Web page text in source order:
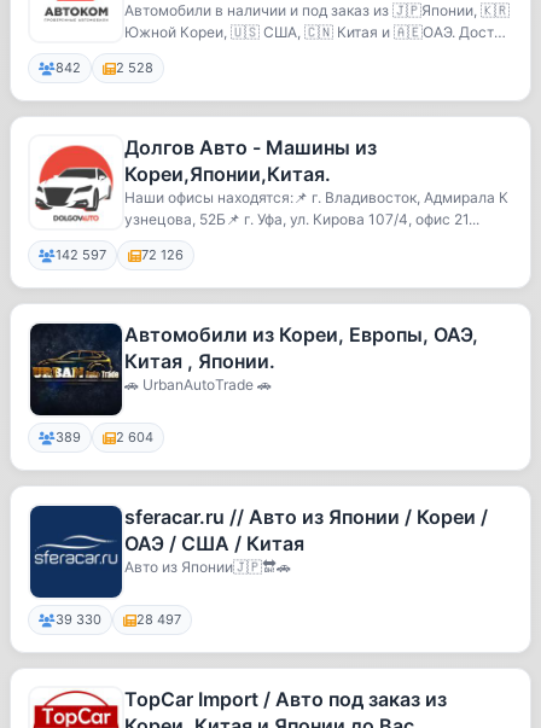
Автомобили в наличии и под заказ из 🇯🇵Японии, 🇰🇷
Южной Кореи, 🇺🇸 США, 🇨🇳 Китая и 🇦🇪ОАЭ. Достав
ка ...
842 2 528
Долгов Авто - Машины из
Кореи,Японии,Китая.
Наши офисы находятся:📌 г. Владивосток, Адмирала К
узнецова, 52Б📌 г. Уфа, ул. Кирова 107/4, офис 21...
142 597 72 126
Автомобили из Кореи, Европы, ОАЭ,
Китая , Японии.
🚗 UrbanAutoTrade 🚗
389 2 604
sferacar.ru // Авто из Японии / Кореи /
ОАЭ / США / Китая
Авто из Японии🇯🇵🔛🚗
39 330 28 497
TopCar Import / Авто под заказ из